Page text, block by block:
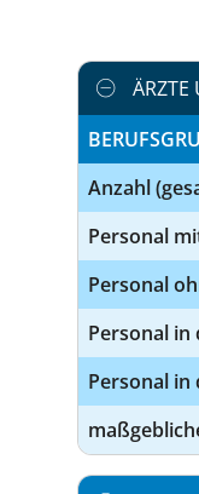
ÄRZTE
Anzahl
Personal
Personal
Personal
Personal